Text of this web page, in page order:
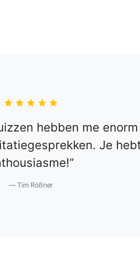
hebben me
Je
Tim Rößner